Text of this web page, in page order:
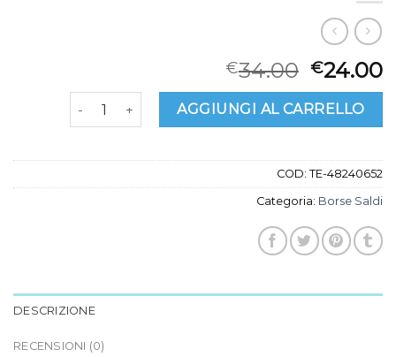
€34.00 €24.00
borse saldi quantitàAGGIUNGI AL CARRELLO
COD: TE-48240652
Categoria: Borse Saldi
DESCRIZIONE
RECENSIONI (0)